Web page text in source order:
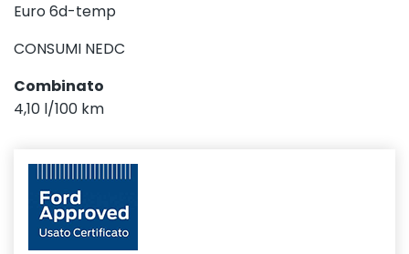
Euro 6d-temp
CONSUMI NEDC
Combinato
4,10 l/100 km